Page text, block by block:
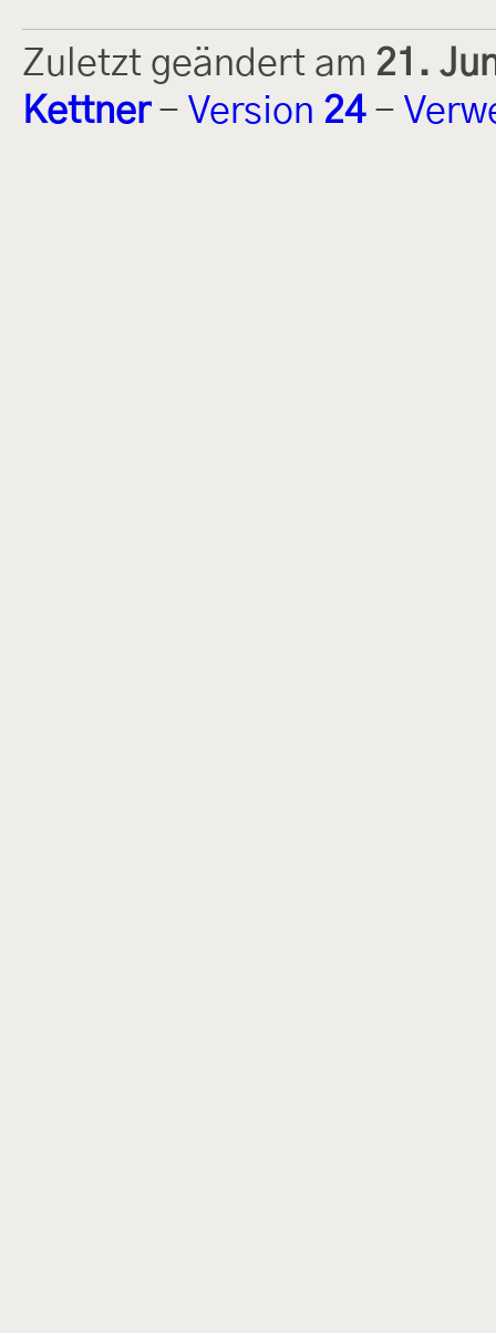
Zuletzt geändert am 21.
Kettner- Version 24-